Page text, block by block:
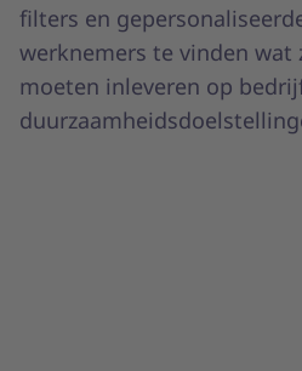
filters en
werknemers te vinden wat
moeten inleveren op